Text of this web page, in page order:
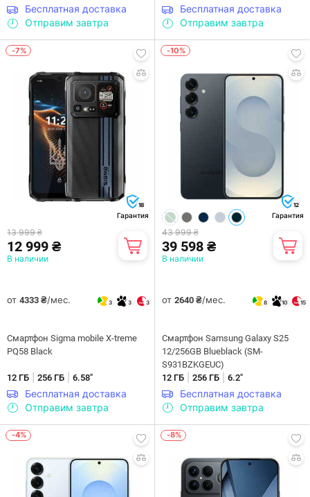
Бесплатная доставка
Отправим завтра
Бесплатная доставка
Отправим завтра
-7%
18
Гарантия
13 999 ₴
12 999 ₴
В наличии
от 4333 ₴/мес. 3 3 3
Смартфон Sigma mobile X-treme
PQ58 Black
12 ГБ 256 ГБ 6.58"
Бесплатная доставка
Отправим завтра
-10%
12
Гарантия
43 999 ₴
39 598 ₴
В наличии
от 2640 ₴/мес. 8 10 15
Смартфон Samsung Galaxy S25
12/256GB Blueblack (SM-
S931BZKGEUC)
12 ГБ
256 ГБ 6.2"
Бесплатная доставка
Отправим завтра
-4% -8%